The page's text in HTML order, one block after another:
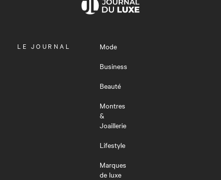
OUVRIR
LE JOURNAL
Mode
Business
Beauté
Montres
&
Joaillerie
Lifestyle
Marques
de luxe